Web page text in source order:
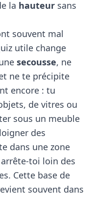
la hauteur sans
souvent mal
utile change
secousse, ne
ne te précipite
encore : tu
de vitres ou
sous un meuble
des
dans une zone
toi loin des
Cette base de
souvent dans